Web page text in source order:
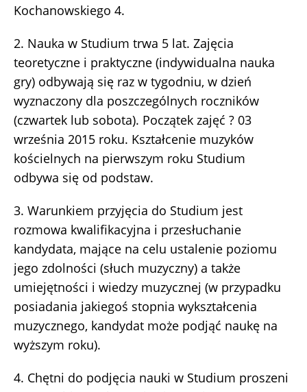
Kochanowskiego 4.
2. Nauka w Studium trwa 5 lat. Zajęcia
teoretyczne i praktyczne (indywidualna nauka
gry) odbywają się raz w tygodniu, w dzień
wyznaczony dla poszczególnych roczników
(czwartek lub sobota). Początek zajęć ? 03
września 2015 roku. Kształcenie muzyków
kościelnych na pierwszym roku Studium
odbywa się od podstaw.
3. Warunkiem przyjęcia do Studium jest
rozmowa kwalifikacyjna i przesłuchanie
kandydata, mające na celu ustalenie poziomu
jego zdolności (słuch muzyczny) a także
umiejętności i wiedzy muzycznej (w przypadku
posiadania jakiegoś stopnia wykształcenia
muzycznego, kandydat może podjąć naukę na
wyższym roku).
4. Chętni do podjęcia nauki w Studium proszeni